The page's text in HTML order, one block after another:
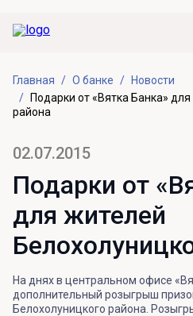
Главная О банке
Новости
Подарки от «Вятка Банка»
района
02.07.2015
Подарки от
для жителей
На днях в центральном офисе
дополнительный розыгрыш
Белохолуницкого района.